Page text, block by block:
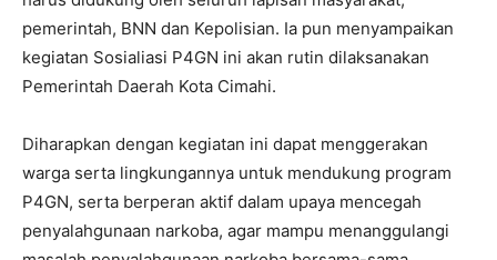
pemerintah, BNN dan Kepolisian. Ia pun menyampaikan
kegiatan Sosialiasi P4GN ini akan rutin dilaksanakan
Pemerintah Daerah Kota Cimahi.
Diharapkan dengan kegiatan ini dapat menggerakan
warga serta lingkungannya untuk mendukung program
P4GN, serta berperan aktif dalam upaya mencegah
penyalahgunaan narkoba, agar mampu menanggulangi